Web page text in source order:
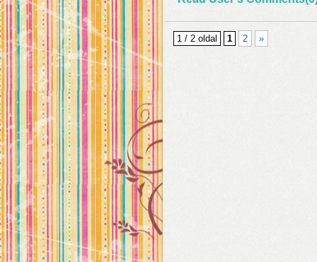
1 / 2 oldal 1 2 »